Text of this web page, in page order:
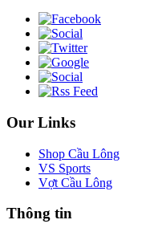
Our Links
Shop Cầu Lông
VS Sports
Vợt Cầu Lông
Thông tin